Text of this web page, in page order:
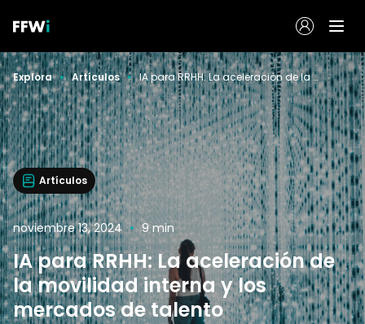
Explora Artículos IA para RRHH: La aceleración de la movilidad interna y los mercados de talento
Artículos
noviembre 13, 2024 9 min
IA para RRHH: La aceleración de
la movilidad interna y los
mercados de talento